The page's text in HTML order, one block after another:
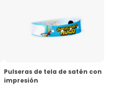
Pulseras de tela de satén con
impresión